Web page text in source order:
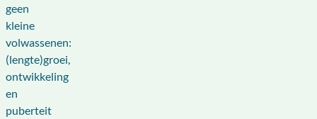
geen
kleine
volwassenen:
(lengte)groei,
ontwikkeling
en
puberteit